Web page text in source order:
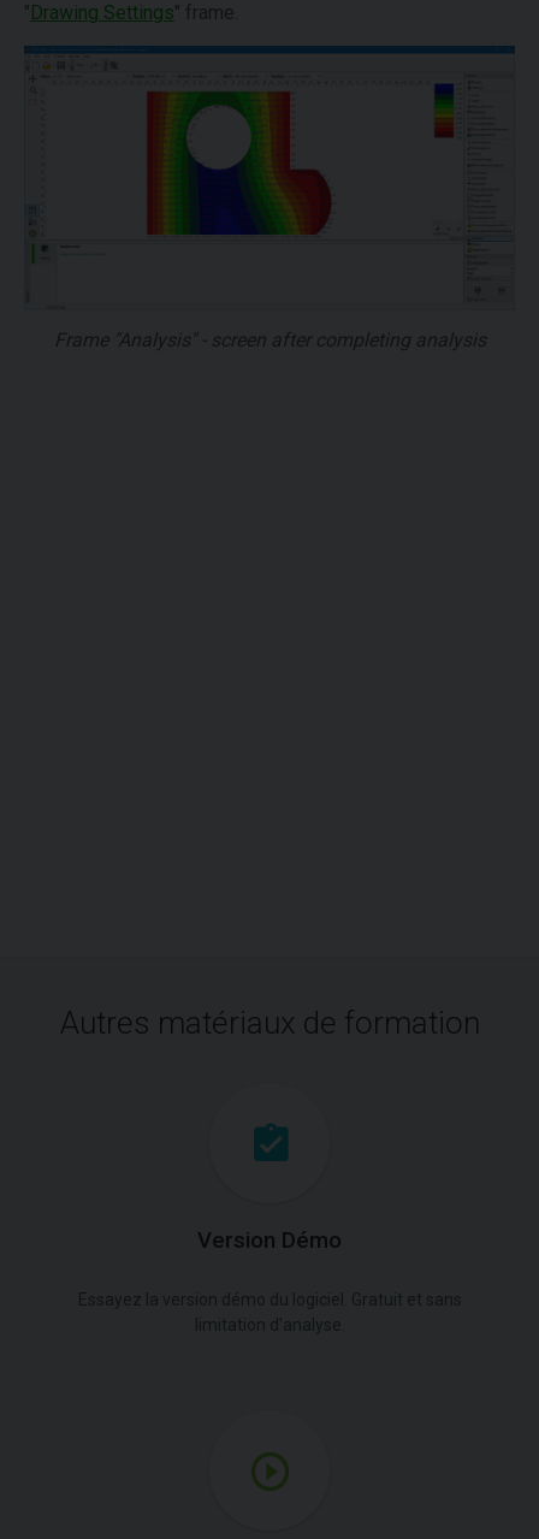
"Drawing Settings" frame.
Frame "Analysis" - screen after completing analysis
Autres matériaux de formation
Version Démo